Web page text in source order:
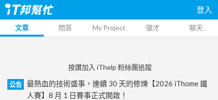
登入
文章 問答 My Project 徵才 聊天
按讚加入 iThelp 粉絲團追蹤
公告
最熱血的技術盛事，連續 30 天的修煉【2026 iThome 鐵
人賽】8 月 1 日賽事正式開啟！